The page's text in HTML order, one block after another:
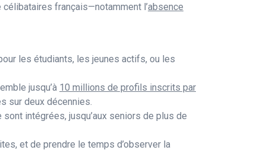
français—notamment l’absence
les étudiants, les jeunes actifs, ou les
jusqu’à 10 millions de profils inscrits par
sur deux décennies.
intégrées, jusqu’aux seniors de plus de
et de prendre le temps d’observer la